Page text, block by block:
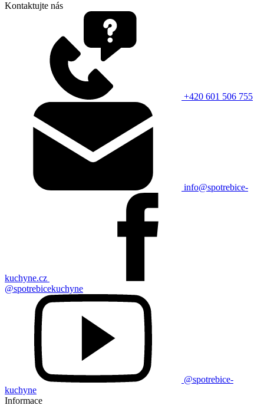
Kontaktujte nás
+420 601 506 755
info@spotrebice-
kuchyne.cz
@spotrebicekuchyne
@spotrebice-
kuchyne
Informace